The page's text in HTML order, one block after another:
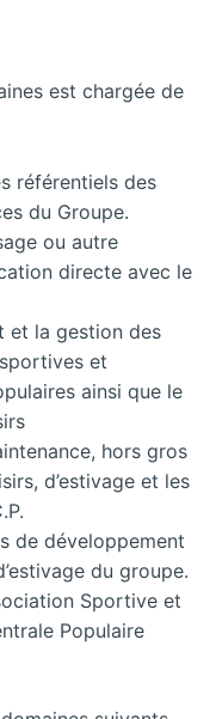
est chargée de
référentiels des
du Groupe.
ou autre
directe avec le
et la gestion des
et
ainsi que le
hors gros
d’estivage et les
de développement
du groupe.
Sportive et
Populaire